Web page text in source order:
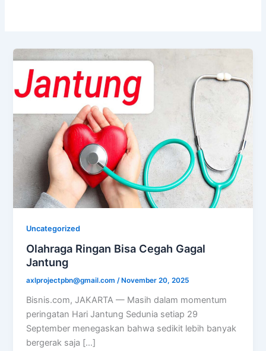
Uncategorized
Olahraga Ringan Bisa Cegah Gagal
Jantung
axlprojectpbn@gmail.com/ November 20, 2025
Bisnis.com, JAKARTA — Masih dalam momentum
peringatan Hari Jantung Sedunia setiap 29
September menegaskan bahwa sedikit lebih banyak
bergerak saja […]